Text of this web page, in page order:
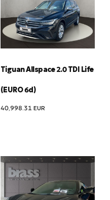
Tiguan Allspace 2.0 TDI Life
(EURO 6d)
40,998.31 EUR